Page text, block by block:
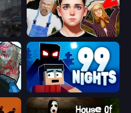
Schoolboy Escape 2
99 Nights (Bloxd.io)